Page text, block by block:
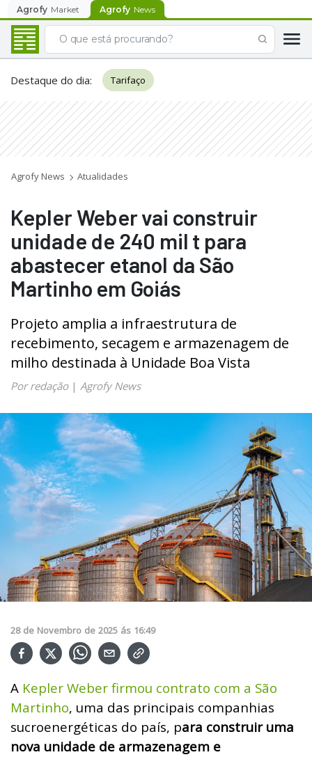
Agrofy Market Agrofy News
Destaque do dia: Tarifaço
Agrofy News Atualidades
Kepler Weber vai construir
unidade de 240 mil t para
abastecer etanol da São
Martinho em Goiás
Projeto amplia a infraestrutura de
recebimento, secagem e armazenagem de
milho destinada à Unidade Boa Vista
Por redação| Agrofy News
28 de Novembro de 2025 ás 16:49
A Kepler Weber firmou contrato com a São
Martinho, uma das principais companhias
sucroenergéticas do país, para construir uma
nova unidade de armazenagem e